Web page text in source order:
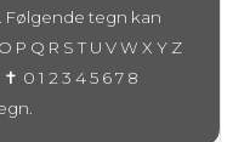
Følgende tegn kan
P Q R S T U V W X Y Z
✝ 0 1 2 3 4 5 6 7 8